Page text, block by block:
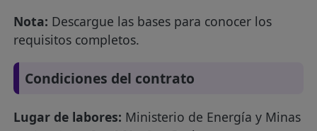
Nota: Descargue las bases para conocer los
requisitos completos.
Condiciones del contrato
Lugar de labores: Ministerio de Energía y Minas